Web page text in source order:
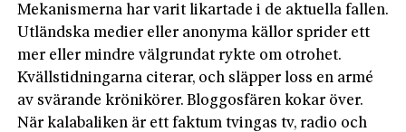
Mekanismerna har varit likartade i de aktuella fallen.
Utländska medier eller anonyma källor sprider ett
mer eller mindre välgrundat rykte om otrohet.
Kvällstidningarna citerar, och släpper loss en armé
av svärande krönikörer. Bloggosfären kokar över.
När kalabaliken är ett faktum tvingas tv, radio och